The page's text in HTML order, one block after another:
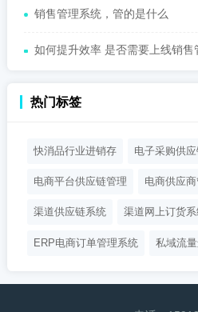
销售管理系统，管的是什么
如何提升效率 是否需要上线销售
热门标签
快消品行业进销存 电子采购供
电商平台供应链管理 电商供应
渠道供应链系统 渠道网上订货
ERP电商订单管理系统 私域流